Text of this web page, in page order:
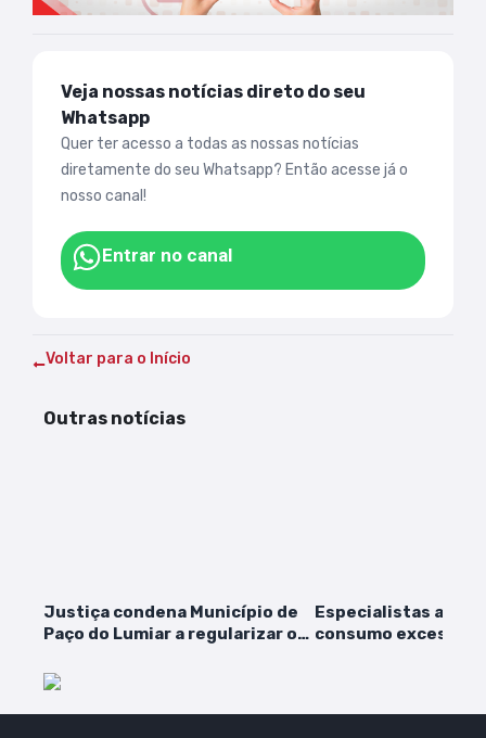
Veja nossas notícias direto do seu
Whatsapp
Quer ter acesso a todas as nossas notícias
diretamente do seu Whatsapp? Então acesse já o
nosso canal!
Entrar no canal
Voltar para o Início
Outras notícias
Justiça condena Município de
Paço do Lumiar a regularizar o
Especialistas
consumo